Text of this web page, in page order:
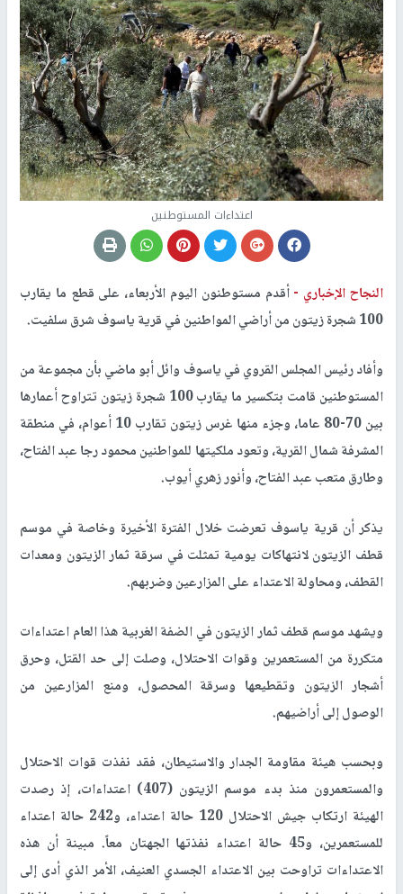
اعتداءات المستوطنين
النجاح الإخباري -أقدم مستوطنون اليوم الأربعاء، على قطع ما يقارب
100 شجرة زيتون من أراضي المواطنين في قرية ياسوف شرق سلفيت.
وأفاد رئيس المجلس القروي في ياسوف وائل أبو ماضي بأن مجموعة من
المستوطنين قامت بتكسير ما يقارب 100 شجرة زيتون تتراوح أعمارها
بين 70-80 عاما، وجزء منها غرس زيتون تقارب 10 أعوام، في منطقة
المشرفة شمال القرية، وتعود ملكيتها للمواطنين محمود رجا عبد الفتاح،
وطارق متعب عبد الفتاح، وأنور زهري أيوب.
يذكر أن قرية ياسوف تعرضت خلال الفترة الأخيرة وخاصة في موسم
قطف الزيتون لانتهاكات يومية تمثلت في سرقة ثمار الزيتون ومعدات
القطف، ومحاولة الاعتداء على المزارعين وضربهم.
ويشهد موسم قطف ثمار الزيتون في الضفة الغربية هذا العام اعتداءات
متكررة من المستعمرين وقوات الاحتلال، وصلت إلى حد القتل، وحرق
أشجار الزيتون وتقطيعها وسرقة المحصول، ومنع المزارعين من
الوصول إلى أراضيهم.
وبحسب هيئة مقاومة الجدار والاستيطان، فقد نفذت قوات الاحتلال
والمستعمرون منذ بدء موسم الزيتون (407) اعتداءات، إذ رصدت
الهيئة ارتكاب جيش الاحتلال 120 حالة اعتداء، و242 حالة اعتداء
للمستعمرين، و45 حالة اعتداء نفذتها الجهتان معاً. مبينة أن هذه
الاعتداءات تراوحت بين الاعتداء الجسدي العنيف، الأمر الذي أدى إلى